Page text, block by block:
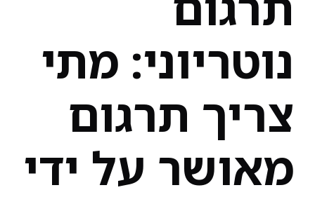
נוטריוני: מתי
צריך תרגום
מאושר על ידי